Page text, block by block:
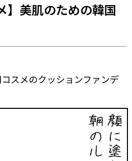
】美肌のための韓国
スメのクッションファンデ